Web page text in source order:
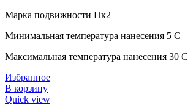
Марка подвижности Пк2
Минимальная температура нанесения 5 C
Максимальная температура нанесения 30 C
Избранное
В корзину
Quick view